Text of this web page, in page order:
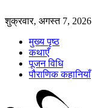
शुक्रवार, अगस्त 7, 2026
मुख्य पृष्ठ
कथाएँ
पूजन विधि
पौराणिक कहानियाँ